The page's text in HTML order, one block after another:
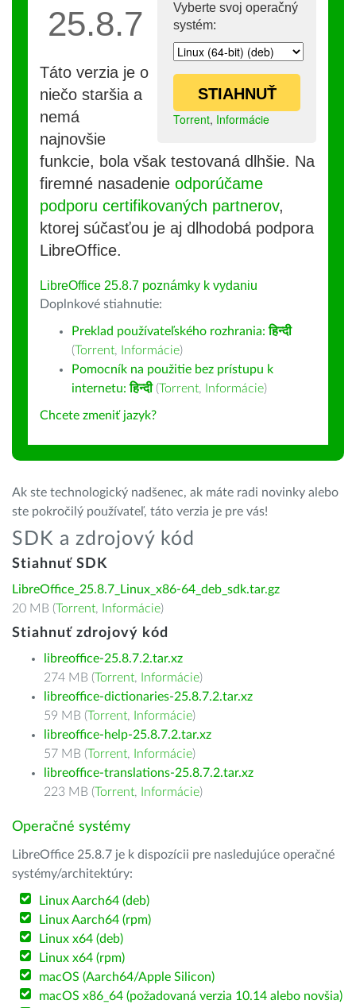
Vyberte svoj operačný
systém:
STIAHNUŤ
Torrent, Informácie
25.8.7
Táto verzia je o
niečo staršia a
nemá
najnovšie
funkcie, bola však testovaná dlhšie. Na
firemné nasadenie odporúčame
podporu certifikovaných partnerov,
ktorej súčasťou je aj dlhodobá podpora
LibreOffice.
LibreOffice 25.8.7 poznámky k vydaniu
Doplnkové stiahnutie:
Preklad používateľského rozhrania:हिन्दी
(Torrent, Informácie)
Pomocník na použitie bez prístupu k
internetu:हिन्दी (Torrent, Informácie)
Chcete zmeniť jazyk?
Ak ste technologický nadšenec, ak máte radi novinky alebo
ste pokročilý používateľ, táto verzia je pre vás!
SDK a zdrojový kód
Stiahnuť SDK
LibreOffice_25.8.7_Linux_x86-64_deb_sdk.tar.gz
20 MB (Torrent, Informácie)
Stiahnuť zdrojový kód
libreoffice-25.8.7.2.tar.xz
274 MB (Torrent, Informácie)
libreoffice-dictionaries-25.8.7.2.tar.xz
59 MB (Torrent, Informácie)
libreoffice-help-25.8.7.2.tar.xz
57 MB (Torrent, Informácie)
libreoffice-translations-25.8.7.2.tar.xz
223 MB (Torrent, Informácie)
Operačné systémy
LibreOffice 25.8.7 je k dispozícii pre nasledujúce operačné
systémy/architektúry:
Linux Aarch64 (deb)
Linux Aarch64 (rpm)
Linux x64 (deb)
Linux x64 (rpm)
macOS (Aarch64/Apple Silicon)
macOS x86_64 (požadovaná verzia 10.14 alebo novšia)